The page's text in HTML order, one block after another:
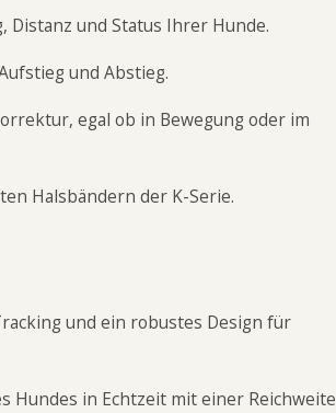
Distanz und Status Ihrer Hunde.
und Abstieg.
egal ob in Bewegung oder im
Halsbändern der K-Serie.
und ein robustes Design für
Hundes in Echtzeit mit einer Reichweite